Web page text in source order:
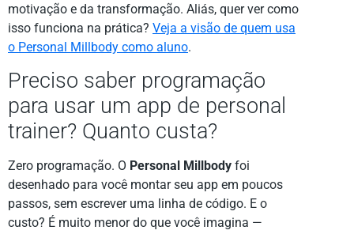
motivação e da transformação. Aliás, quer ver como
isso funciona na prática? Veja a visão de quem usa
o Personal Millbody como aluno.
Preciso saber programação
para usar um app de personal
trainer? Quanto custa?
Zero programação. O Personal Millbody foi
desenhado para você montar seu app em poucos
passos, sem escrever uma linha de código. E o
custo? É muito menor do que você imagina —